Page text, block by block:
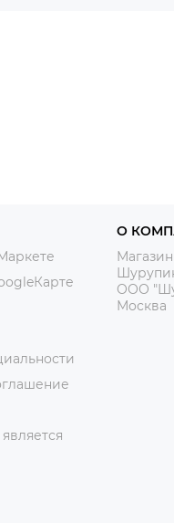
О
Магазин
ООО
Москва